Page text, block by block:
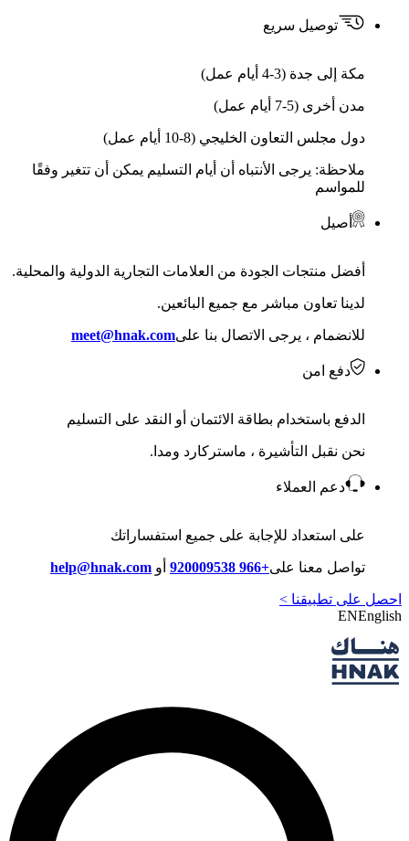
توصيل سريع
مكة إلى جدة (3-4 أيام عمل)
مدن أخرى (5-7 أيام عمل)
دول مجلس التعاون الخليجي (8-10 أيام عمل)
ملاحظة: يرجى الأنتباه أن أيام التسليم يمكن أن تتغير وفقًا
للمواسم
أصيل
أفضل منتجات الجودة من العلامات التجارية الدولية والمحلية.
لدينا تعاون مباشر مع جميع البائعين.
للانضمام ، يرجى الاتصال بنا علىmeet@hnak.com
دفع امن
الدفع باستخدام بطاقة الائتمان أو النقد على التسليم
نحن نقبل التأشيرة ، ماستركارد ومدا.
دعم العملاء
على استعداد للإجابة على جميع استفساراتك
تواصل معنا على+966 920009538 أو help@hnak.com
احصل على تطبيقنا >
ENEnglish